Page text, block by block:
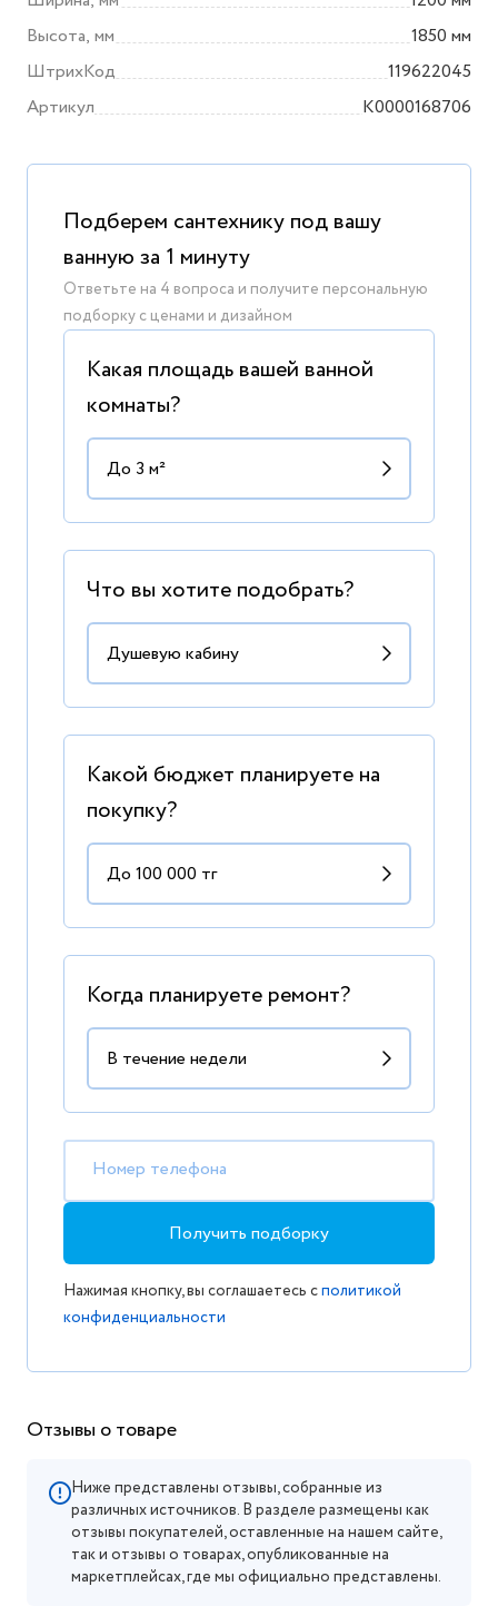
Высота, мм
1850 мм
ШтрихКод
119622045
Артикул
K0000168706
Подберем сантехнику под вашу
ванную за 1 минуту
Ответьте на 4 вопроса и получите персональную
подборку с ценами и дизайном
Какая площадь вашей ванной
комнаты?
Что вы хотите подобрать?
Какой бюджет планируете на
покупку?
Когда планируете ремонт?
Номер телефона
Получить подборку
Нажимая кнопку, вы соглашаетесь сполитикой
конфиденциальности
Отзывы о товаре
Ниже представлены отзывы, собранные из
различных источников. В разделе размещены как
отзывы покупателей, оставленные на нашем сайте,
так и отзывы о товарах, опубликованные на
маркетплейсах, где мы официально представлены.